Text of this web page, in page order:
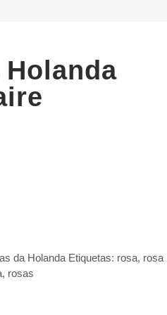
Holanda
da Holanda Etiquetas: rosa, rosa
, rosas